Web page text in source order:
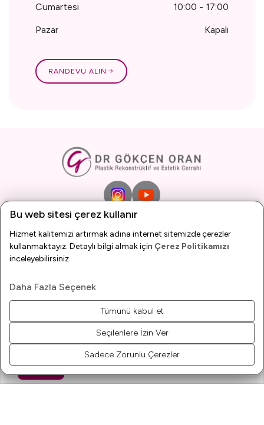
Cumartesi 10:00 - 17:00
Pazar Kapalı
RANDEVU ALIN
Kurtuluş mah. Şinasi efendi cad. İkizler Apt. No 13 kat
3 daire 6 Seyhan Adana
+90 532 100 16 22
+90 532 100 16 22
Bu web sitesi çerez kullanır
Hizmet kalitemizi artırmak adına internet sitemizde çerezler
kullanmaktayız. Detaylı bilgi almak için Çerez Politikamızı
inceleyebilirsiniz
Daha Fazla Seçenek
Sadece Zorunlu Çerezler
Seçilenlere İzin Ver
Tümünü kabul et